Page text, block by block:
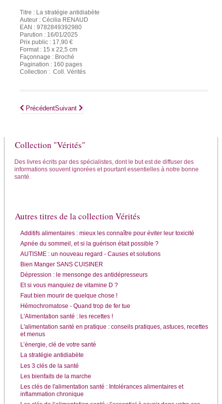
Titre : La stratégie antidiabète
Auteur : Cécilia RENAUD
EAN : 9782849392980
Parution : 16/01/2025
Prix public : 17,90 €
Format : 15 x 22,5 cm
Façonnage : Broché
Pagination : 160 pages
Collection : Coll. Vérités
Article précédent : Les bienfaits de la marche
PrécédentArticle suivant : Hémochromatose - Quand trop de fer tue
Suivant
Collection "Vérités"
Des livres écrits par des spécialistes, dont le but est de diffuser des
informations souvent ignorées et pourtant essentielles à notre bonne
santé.
Autres titres de la collection Vérités
Additifs alimentaires : mieux les connaître pour éviter leur toxicité
Apnée du sommeil, et si la guérison était possible ?
AUTISME : un nouveau regard - Causes et solutions
Bien Manger SANS CUISINER
Dépression : le mensonge des antidépresseurs
Et si vous manquiez de vitamine D ?
Faut bien mourir de quelque chose !
Hémochromatose - Quand trop de fer tue
L'Alimentation santé : les recettes !
L'alimentation santé en pratique : conseils pratiques, astuces, recettes
et menus
L’énergie, clé de votre santé
La stratégie antidiabète
Les 3 clés de la santé
Les bienfaits de la marche
Les clés de l'alimentation santé : Intolérances alimentaires et
inflammation chronique